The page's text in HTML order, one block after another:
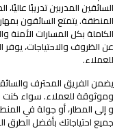
السائقين المدربين تدريبًا
المنطقة. يتمتع السائقون
الكاملة بكل المسارات الأمنة
عن الظروف والاحتياجات،
للعملاء.
يضمن الفريق المحترف
وموثوقة للعملاء. سواء كنت
و إلى المطار، أو جولة في
جميع احتياجاتك بأفضل الطرق